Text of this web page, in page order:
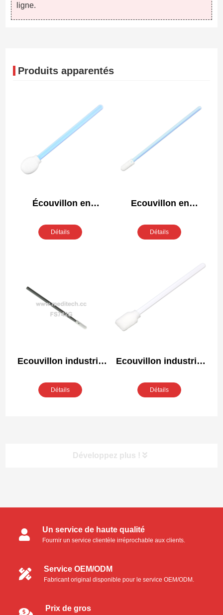
ligne.
Produits apparentés
Écouvillon en
blanche FS708
Détails
Ecouvillon en
blanche PS758
Détails
Ecouvillon industriel
Détails
Ecouvillon industriel
Détails
Développez plus !
Catégories de produits
Écouvillons pour salle blanche
Ecouvillons en microfibre
Écouvillons en polyester
Un service de haute qualité
Fournir un service clientèle irréprochable aux clients.
Service OEM/ODM
Fabricant original disponible pour le service OEM/ODM.
Prix de gros